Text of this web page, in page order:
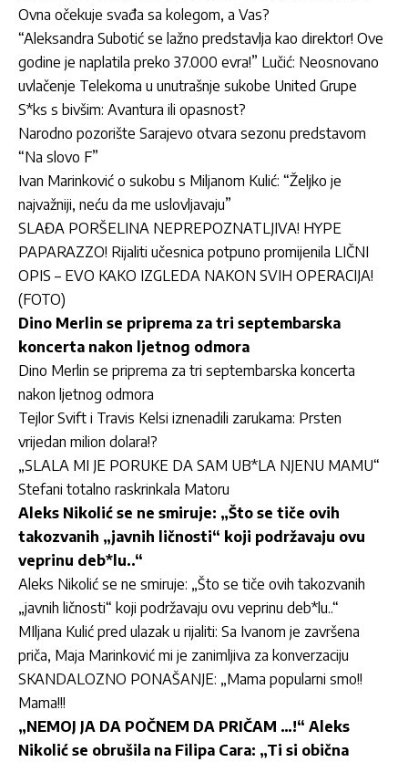
Ovna očekuje svađa sa kolegom, a Vas?
“Aleksandra Subotić se lažno predstavlja kao direktor! Ove
godine je naplatila preko 37.000 evra!” Lučić: Neosnovano
uvlačenje Telekoma u unutrašnje sukobe United Grupe
S*ks s bivšim: Avantura ili opasnost?
Narodno pozorište Sarajevo otvara sezonu predstavom
“Na slovo F”
Ivan Marinković o sukobu s Miljanom Kulić: “Željko je
najvažniji, neću da me uslovljavaju”
SLAĐA PORŠELINA NEPREPOZNATLJIVA! HYPE
PAPARAZZO! Rijaliti učesnica potpuno promijenila LIČNI
OPIS – EVO KAKO IZGLEDA NAKON SVIH OPERACIJA!
(FOTO)
Dino Merlin se priprema za tri septembarska
koncerta nakon ljetnog odmora
Dino Merlin se priprema za tri septembarska koncerta
nakon ljetnog odmora
Tejlor Svift i Travis Kelsi iznenadili zarukama: Prsten
vrijedan milion dolara!?
„SLALA MI JE PORUKE DA SAM UB*LA NJENU MAMU“
Stefani totalno raskrinkala Matoru
Aleks Nikolić se ne smiruje: „Što se tiče ovih
takozvanih „javnih ličnosti“ koji podržavaju ovu
veprinu deb*lu..“
Aleks Nikolić se ne smiruje: „Što se tiče ovih takozvanih
„javnih ličnosti“ koji podržavaju ovu veprinu deb*lu..“
MIljana Kulić pred ulazak u rijaliti: Sa Ivanom je završena
priča, Maja Marinković mi je zanimljiva za konverzaciju
SKANDALOZNO PONAŠANJE: „Mama popularni smo!!
Mama!!!
„NEMOJ JA DA POČNEM DA PRIČAM …!“ Aleks
Nikolić se obrušila na Filipa Cara: „Ti si obična